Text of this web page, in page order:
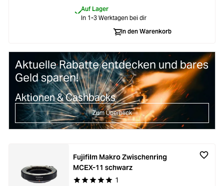
Auf Lager
In 1-3 Werktagen bei dir
In den Warenkorb
Aktuelle Rabatte entdecken und bares
Geld sparen!
Aktionen & Cashbacks
Zum Überblick
Durchschnittliche Bewertung von 5 von 5
1
Fujifilm Makro Zwischenring
MCEX-11 schwarz